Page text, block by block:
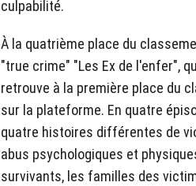
culpabilité.
À la quatrième place du
"true crime" "Les Ex de l'enfer",
retrouve à la première place du
sur la plateforme. En quatre
quatre histoires différentes de
abus psychologiques et
survivants, les familles des